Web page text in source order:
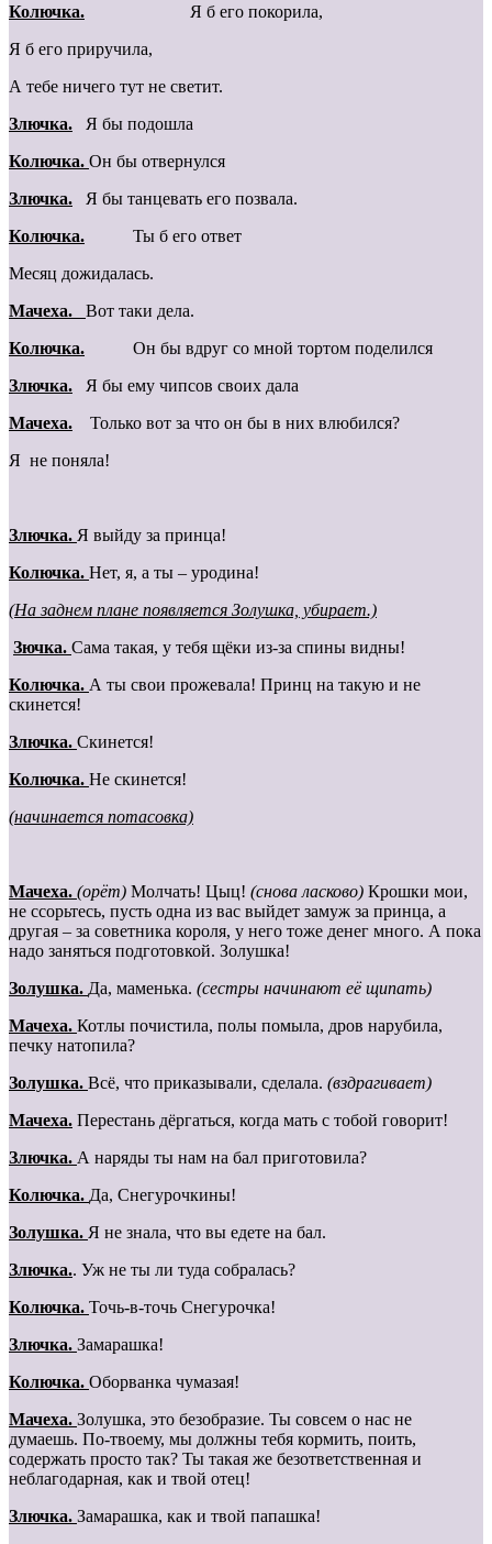
Колючка. Я б его покорила,
Я б его приручила,
А тебе ничего тут не светит.
Злючка. Я бы подошла
Колючка. Он бы отвернулся
Злючка. Я бы танцевать его позвала.
Колючка. Ты б его ответ
Месяц дожидалась.
Мачеха. Вот таки дела.
Колючка. Он бы вдруг со мной тортом поделился
Злючка. Я бы ему чипсов своих дала
Мачеха. Только вот за что он бы в них влюбился?
Я не поняла!
Злючка. Я выйду за принца!
Колючка. Нет, я, а ты – уродина!
(На заднем плане появляется Золушка, убирает.)
Зючка. Сама такая, у тебя щёки из-за спины видны!
Колючка. А ты свои прожевала! Принц на такую и не
скинется!
Злючка. Скинется!
Колючка. Не скинется!
(начинается потасовка)
Мачеха. (орёт) Молчать! Цыц! (снова ласково) Крошки мои,
не ссорьтесь, пусть одна из вас выйдет замуж за принца, а
другая – за советника короля, у него тоже денег много. А пока
надо заняться подготовкой. Золушка!
Золушка. Да, маменька. (сестры начинают её щипать)
Мачеха. Котлы почистила, полы помыла, дров нарубила,
печку натопила?
Золушка. Всё, что приказывали, сделала. (вздрагивает)
Мачеха. Перестань дёргаться, когда мать с тобой говорит!
Злючка. А наряды ты нам на бал приготовила?
Колючка. Да, Снегурочкины!
Золушка. Я не знала, что вы едете на бал.
Злючка.. Уж не ты ли туда собралась?
Колючка. Точь-в-точь Снегурочка!
Злючка. Замарашка!
Колючка. Оборванка чумазая!
Мачеха. Золушка, это безобразие. Ты совсем о нас не
думаешь. По-твоему, мы должны тебя кормить, поить,
содержать просто так? Ты такая же безответственная и
неблагодарная, как и твой отец!
Злючка. Замарашка, как и твой папашка!